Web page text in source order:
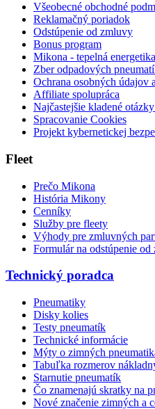
Všeobecné obchodné
Reklamačný poriadok
Odstúpenie od zmluvy
Bonus program
Mikona - tepelná energetika
Zber odpadových
Ochrana osobných údajov
Affiliate spolupráca
Najčastejšie kladené
Spracovanie Cookies
Projekt kybernetickej
Fleet
Prečo Mikona
História Mikony
Cenníky
Služby pre fleety
Výhody pre zmluvných
Formulár na odstúpenie
Technický poradca
Pneumatiky
Disky kolies
Testy pneumatík
Technické informácie
Mýty o zimných
Tabuľka rozmerov
Starnutie pneumatík
Čo znamenajú skratky na
Nové značenie zimných a